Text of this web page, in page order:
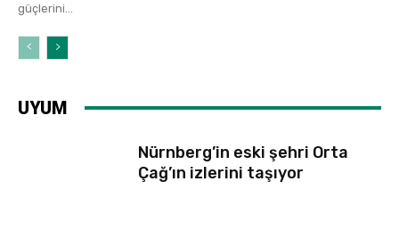
güçlerini...
UYUM
Nürnberg’in eski şehri Orta
Çağ’ın izlerini taşıyor